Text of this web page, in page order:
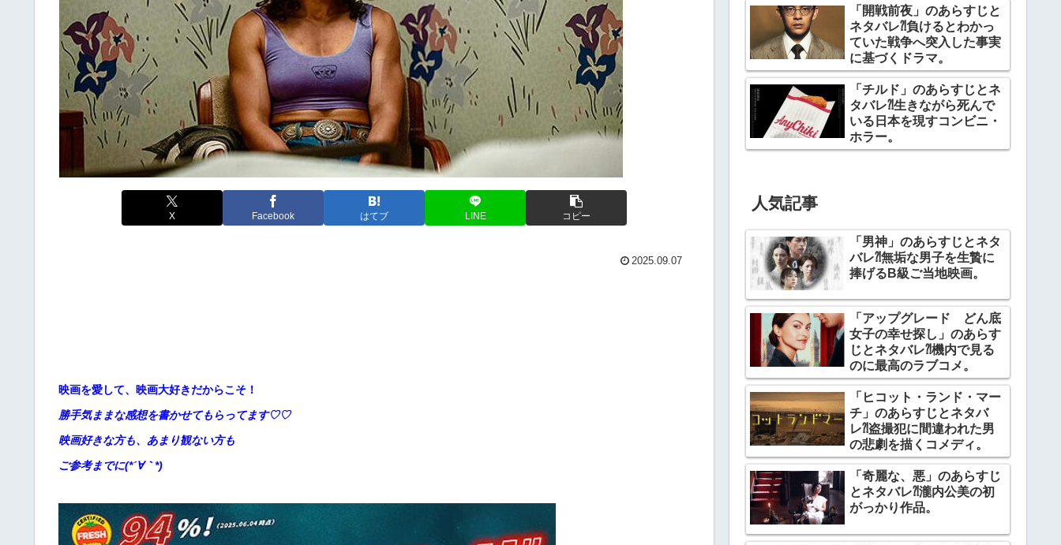
X Facebook はてブ LINE コピー
2025.09.07
映画を愛して、映画大好きだからこそ！
勝手気ままな感想を書かせてもらってます♡♡
映画好きな方も、あまり観ない方も
ご参考までに(*´∀｀*)
「開戦前夜」のあらすじと
ネタバレ⁈負けるとわかっ
ていた戦争へ突入した事実
に基づくドラマ。
「チルド」のあらすじとネ
タバレ⁈生きながら死んで
いる日本を現すコンビニ・
ホラー。
人気記事
「男神」のあらすじとネタ
バレ⁈無垢な男子を生贄に
捧げるB級ご当地映画。
「アップグレード どん底
女子の幸せ探し」のあらす
じとネタバレ⁈機内で見る
のに最高のラブコメ。
「ヒコット・ランド・マー
チ」のあらすじとネタバ
レ⁈盗撮犯に間違われた男
の悲劇を描くコメディ。
「奇麗な、悪」のあらすじ
とネタバレ⁈瀧内公美の初
がっかり作品。